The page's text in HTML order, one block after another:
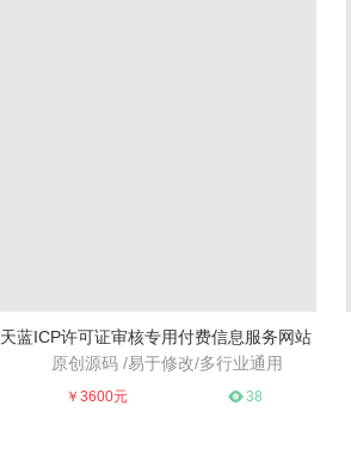
天蓝ICP许可证审核专用付费信息服务网站
原创源码 /易于修改/多行业通用
原创源码 /易于修改/多行业通用
￥3600元 38